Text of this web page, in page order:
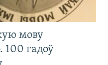
мову
100 гадоў